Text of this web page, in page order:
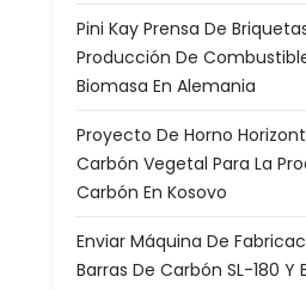
Pini Kay Prensa De
Producción De
Biomasa En Alemania
Proyecto De Horno
Carbón Vegetal Para La
Carbón En Kosovo
Enviar Máquina De
Barras De Carbón SL-180 Y